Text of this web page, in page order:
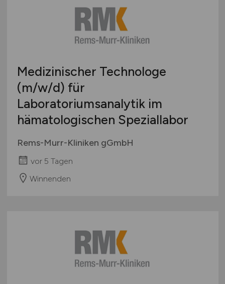
Medizinischer Technologe
(m/w/d) für
Laboratoriumsanalytik im
hämatologischen Speziallabor
Rems-Murr-Kliniken gGmbH
vor 5 Tagen
Winnenden